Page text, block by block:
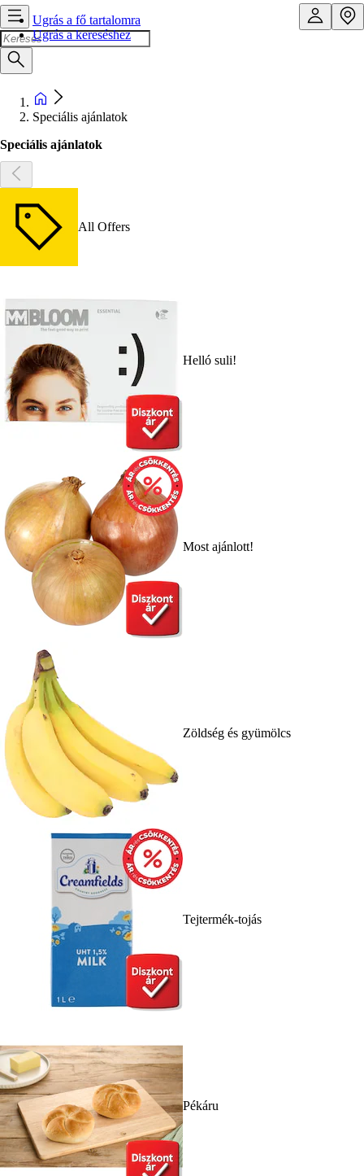
Ugrás a fő tartalomra
Ugrás a kereséshez
Speciális ajánlatok
Speciális ajánlatok
All Offers
Helló suli!
Most ajánlott!
Zöldség és gyümölcs
Tejtermék-tojás
Pékáru